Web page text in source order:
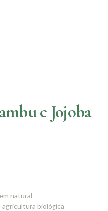
e Jojoba
natural
biológica